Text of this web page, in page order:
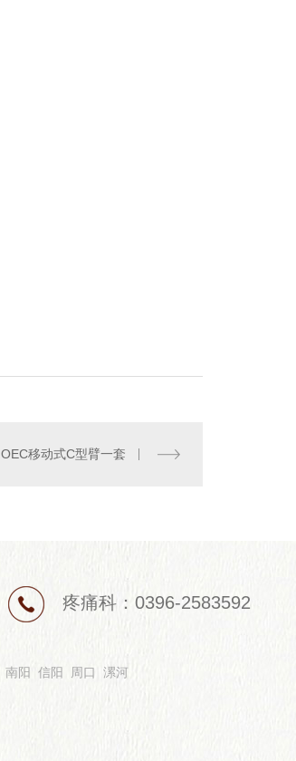
OEC移动式C型臂一套
疼痛科：0396-2583592
南阳 信阳 周口 漯河